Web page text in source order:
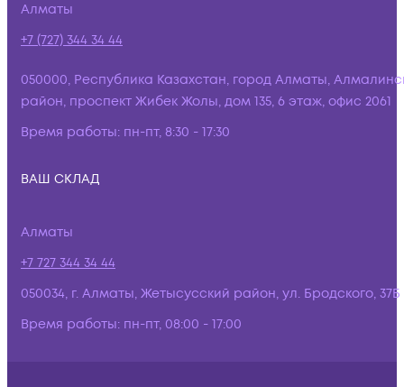
Алматы
+7 (727) 344 34 44
050000, Республика Казахстан, город Алматы,
район, проспект Жибек Жолы, дом 135, 6 этаж, офис 2061
Время работы: пн-пт, 8:30 - 17:30
ВАШ СКЛАД
Алматы
+7 727 344 34 44
050034, г. Алматы, Жетысусский район, ул. Бродского, 37Б
Время работы: пн-пт, 08:00 - 17:00